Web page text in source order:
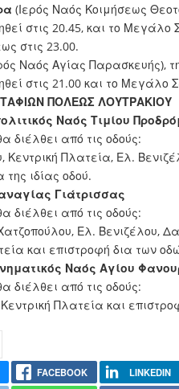
(Ιερός Ναός Κοιμήσεως
στις 20.45, και το
στις 23.00.
Ναός Αγίας Παρασκευής),
στις 21.00 και το Μεγάλο
ΠΟΛΕΩΣ ΛΟΥΤΡΑΚΙΟΥ
Ναός Τιμίου
διέλθει από τις οδούς:
Κεντρική Πλατεία, Ελ.
της ιδίας οδού.
Γιάτρισσας
διέλθει από τις οδούς:
Ελ. Βενιζέλου,
και επιστροφή δια των
Ναός Αγίου
διέλθει από τις οδούς:
Πλατεία και
FACEBOOK LINKEDIN